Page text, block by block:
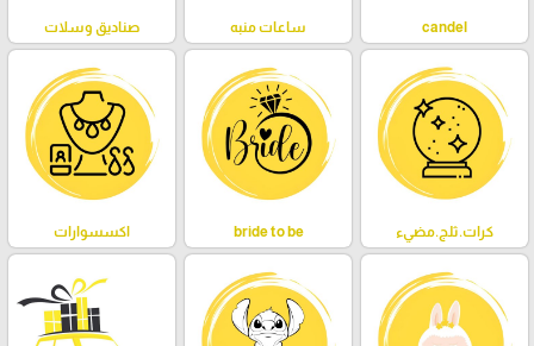
candel ساعات منبه صناديق وسلات
كرات.ثلج.مضيء bride to be اكسسوارات